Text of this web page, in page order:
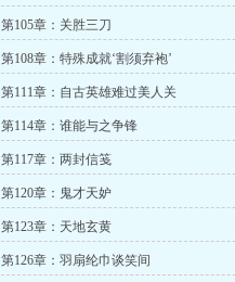
第105章：关胜三刀
第108章：特殊成就‘割须弃袍’
第111章：自古英雄难过美人关
第114章：谁能与之争锋
第117章：两封信笺
第120章：鬼才天妒
第123章：天地玄黄
第126章：羽扇纶巾谈笑间